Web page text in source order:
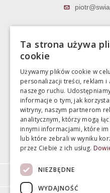
Bartycka
00-716
poniedziałek -
sobota
Ta strona używa
cookie
Używamy plików cookie w celu
personalizacji treści, reklam i
naszego ruchu.
informacje o tym, jak
witryny, naszym partnerom
analitycznym, którzy mogą
innymi informacjami, które im
lub które zebrali w wyniku
przez Ciebie z ich usług.
NIEZBĘDNE
WYDAJNOŚĆ